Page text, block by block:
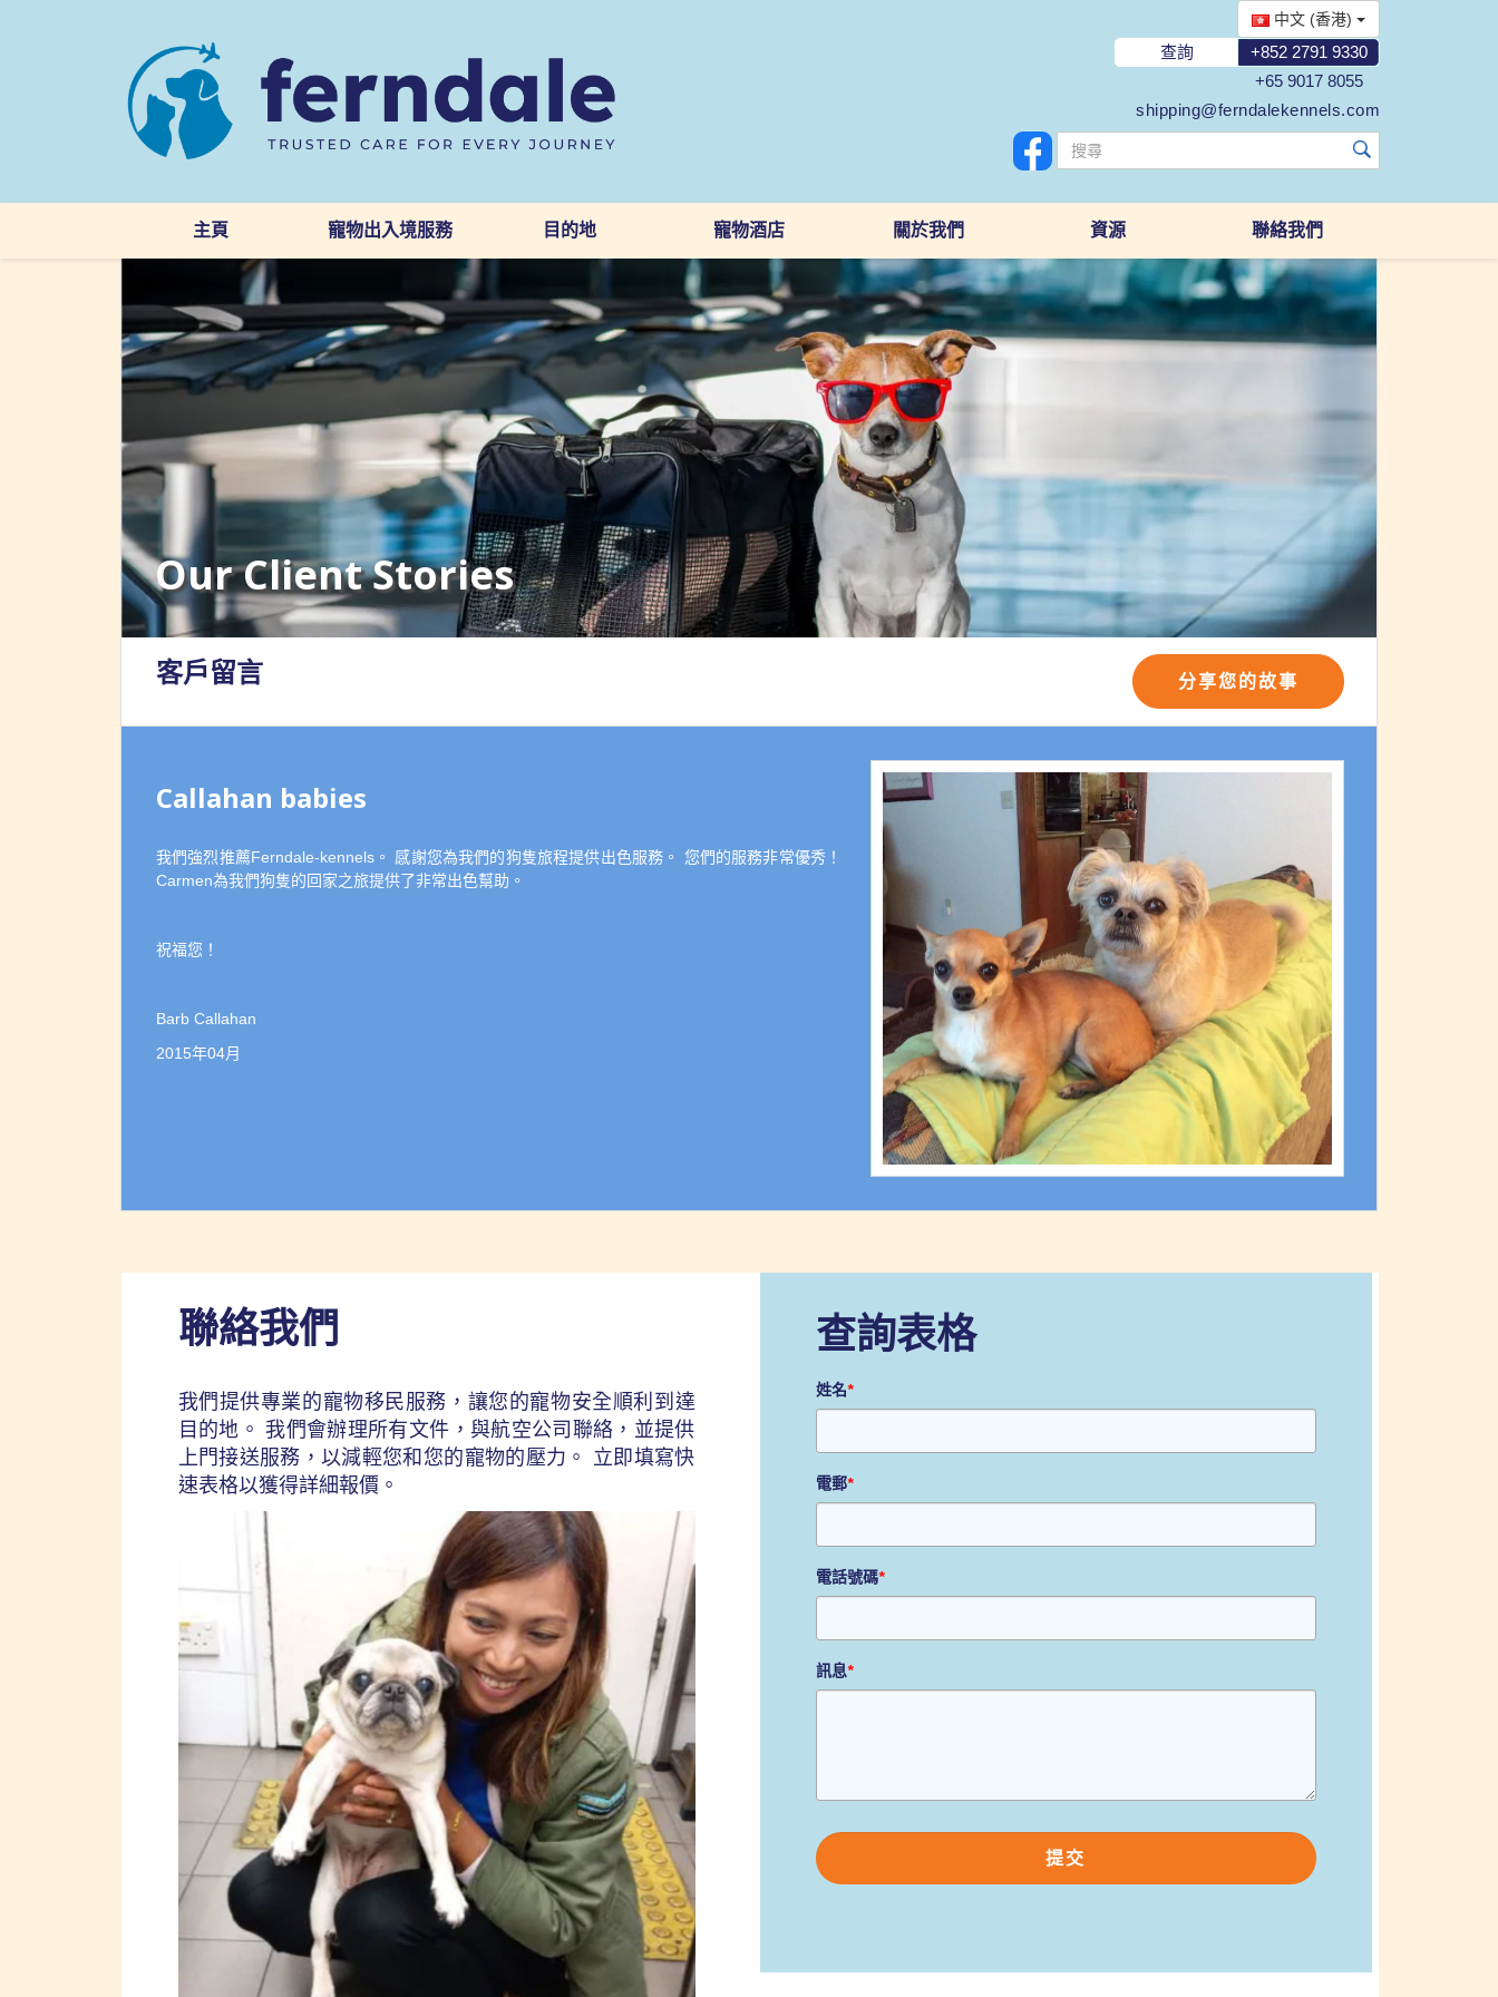
中文 (香港)
查詢
+852 2791 9330
+65 9017 8055
shipping@ferndalekennels.com
主頁 寵物出入境服務 目的地 寵物酒店 關於我們 資源 聯絡我們
Our Client Stories
客戶留言 分享您的故事
Callahan babies
我們強烈推薦Ferndale-kennels。 感謝您為我們的狗隻旅程提供出色服務。 您們的服務非常優秀！
Carmen為我們狗隻的回家之旅提供了非常出色幫助。
祝福您！
Barb Callahan
2015年04月
聯絡我們
我們提供專業的寵物移民服務，讓您的寵物安全順利到達
目的地。 我們會辦理所有文件，與航空公司聯絡，並提供
上門接送服務，以減輕您和您的寵物的壓力。 立即填寫快
速表格以獲得詳細報價。
查詢表格
姓名*
電郵*
電話號碼*
訊息*
leave
this
field